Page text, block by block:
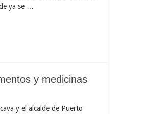
ya se …
y medicinas
y el alcalde de Puerto